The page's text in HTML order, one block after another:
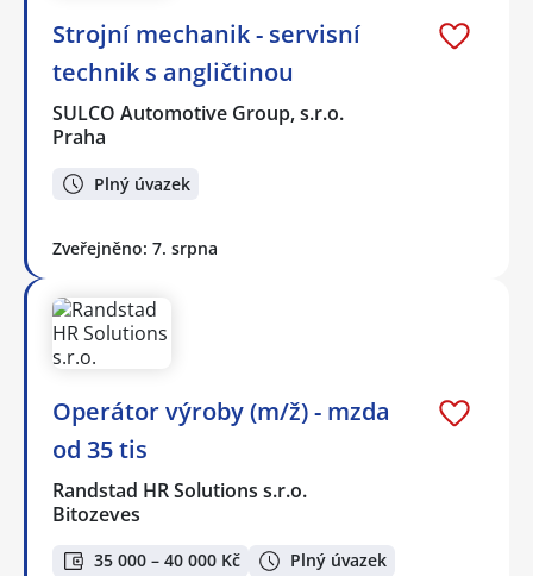
Strojní mechanik - servisní
technik s angličtinou
SULCO Automotive Group, s.r.o.
Praha
Plný úvazek
Zveřejněno: 7. srpna
Operátor výroby (m/ž) - mzda
od 35 tis
Randstad HR Solutions s.r.o.
Bitozeves
35 000 – 40 000 Kč Plný úvazek